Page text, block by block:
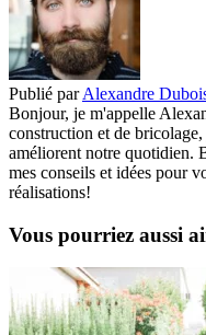
Publié par Alexandre
Bonjour, je m'appelle
construction et de
améliorent notre quotidien.
mes conseils et idées pour
réalisations!
Vous pourriez aussi